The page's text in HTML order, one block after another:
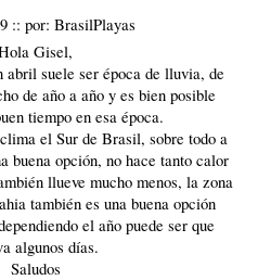
::por:BrasilPlayas
Gisel,
suele ser época de lluvia, de
de año a año y es bien posible
tiempo en esa época.
clima el Sur de Brasil, sobre todo a
buena opción, no hace tanto calor
llueve mucho menos, la zona
también es una buena opción
el año puede ser que
algunos días.
Saludos